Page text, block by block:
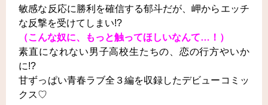
敏感な反応に勝利を確信する郁斗だが、岬からエッチ
な反撃を受けてしまい!?
（こんな奴に、もっと触ってほしいなんて…！）
素直になれない男子高校生たちの、恋の行方やいか
に!?
甘ずっぱい青春ラブ全３編を収録したデビューコミッ
クス♡